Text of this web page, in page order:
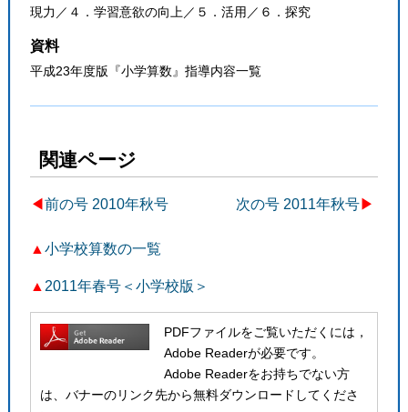
現力／４．学習意欲の向上／５．活用／６．探究
資料
平成23年度版『小学算数』指導内容一覧
関連ページ
◀︎前の号 2010年秋号 次の号 2011年秋号▶
▲ 小学校算数の一覧
▲ 2011年春号＜小学校版＞
PDFファイルをご覧いただくには，
Adobe Readerが必要です。
Adobe Readerをお持ちでない方
は、バナーのリンク先から無料ダウンロードしてくださ